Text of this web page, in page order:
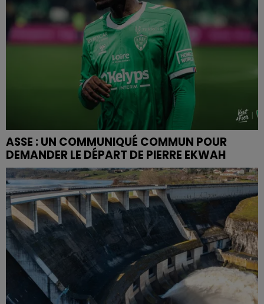
ASSE : UN COMMUNIQUÉ COMMUN POUR
DEMANDER LE DÉPART DE PIERRE EKWAH